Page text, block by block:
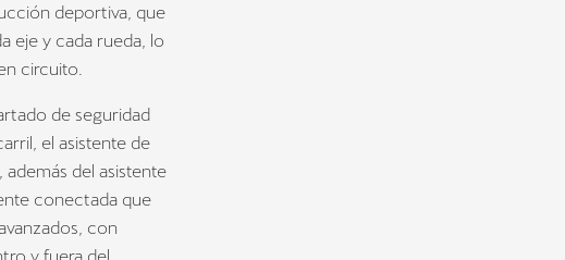
deportiva, que
eje y cada rueda, lo
circuito.
de seguridad
el asistente de
del asistente
conectada que
con
y fuera del